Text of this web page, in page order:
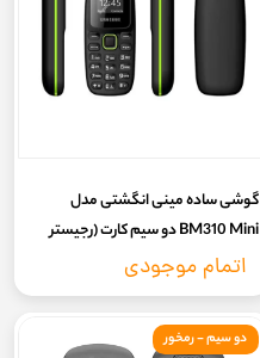
گوشی ساده مینی انگشتی مدل
BM310 Mini دو سیم کارت (رجیستر
شده با کد فعالسازی و انتقال مالکیت )
(گارانتی 7روزه سلامت کالا تست و
تعویض)
اتمام موجودی
دو سیم - رمخور